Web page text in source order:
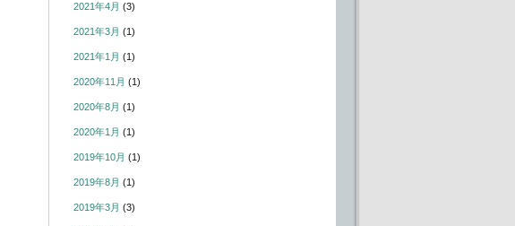
2021年4月 (3)
2021年3月 (1)
2021年1月 (1)
2020年11月 (1)
2020年8月 (1)
2020年1月 (1)
2019年10月 (1)
2019年8月 (1)
2019年3月 (3)